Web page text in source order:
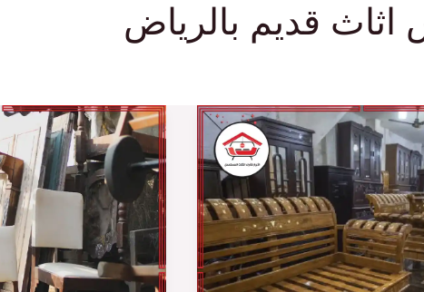
قديم بالرياض